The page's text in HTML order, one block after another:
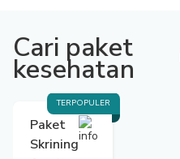
Cari paket
kesehatan
TERPOPULER
Paket
Skrining